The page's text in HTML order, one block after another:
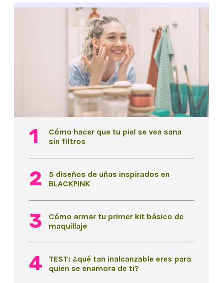
Cómo hacer que tu piel se vea sana
sin filtros
5 diseños de uñas inspirados en
BLACKPINK
Cómo armar tu primer kit básico de
maquillaje
TEST: ¿qué tan inalcanzable eres para
quien se enamora de ti?